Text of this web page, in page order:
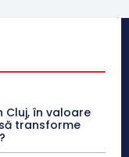
Cluj, în valoare
să transforme